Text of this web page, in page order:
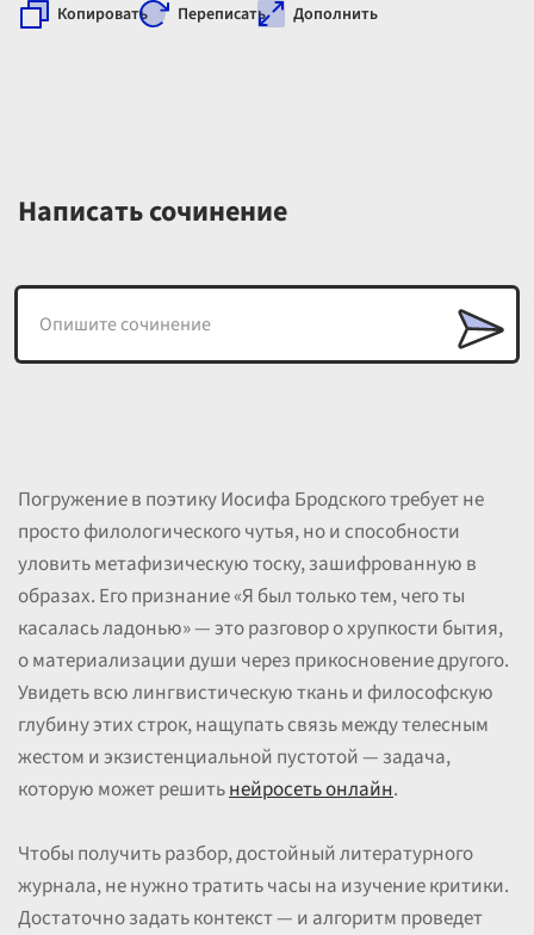
Копировать Переписать Дополнить
Написать сочинение
Погружение в поэтику Иосифа Бродского требует не
просто филологического чутья, но и способности
уловить метафизическую тоску, зашифрованную в
образах. Его признание «Я был только тем, чего ты
касалась ладонью» — это разговор о хрупкости бытия,
о материализации души через прикосновение другого.
Увидеть всю лингвистическую ткань и философскую
глубину этих строк, нащупать связь между телесным
жестом и экзистенциальной пустотой — задача,
которую может решитьнейросеть онлайн.
Чтобы получить разбор, достойный литературного
журнала, не нужно тратить часы на изучение критики.
Достаточно задать контекст — и алгоритм проведет